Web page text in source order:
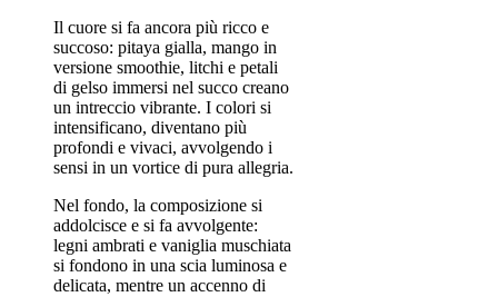
Il cuore si fa ancora più ricco e
succoso: pitaya gialla, mango in
versione smoothie, litchi e petali
di gelso immersi nel succo creano
un intreccio vibrante. I colori si
intensificano, diventano più
profondi e vivaci, avvolgendo i
sensi in un vortice di pura allegria.
Nel fondo, la composizione si
addolcisce e si fa avvolgente:
legni ambrati e vaniglia muschiata
si fondono in una scia luminosa e
delicata, mentre un accenno di